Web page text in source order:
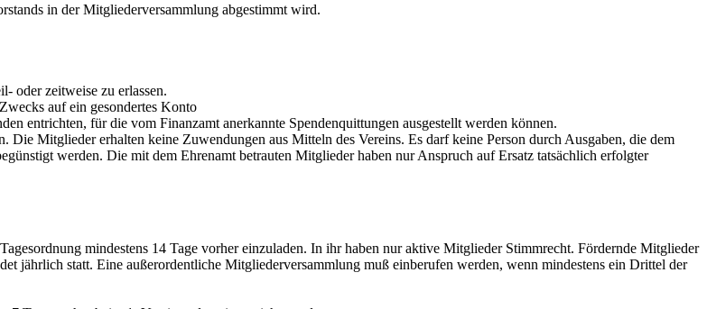
in der Mitgliederversammlung abgestimmt wird.
oder zeitweise zu erlassen.
auf ein gesondertes Konto
entrichten, für die vom Finanzamt anerkannte Spendenquittungen ausgestellt werden können.
Mitglieder erhalten keine Zuwendungen aus Mitteln des Vereins. Es darf keine Person durch Ausgaben, die dem
werden. Die mit dem Ehrenamt betrauten Mitglieder haben nur Anspruch auf Ersatz tatsächlich erfolgter
mindestens 14 Tage vorher einzuladen. In ihr haben nur aktive Mitglieder Stimmrecht. Fördernde Mitglieder
jährlich statt. Eine außerordentliche Mitgliederversammlung muß einberufen werden, wenn mindestens ein Drittel der